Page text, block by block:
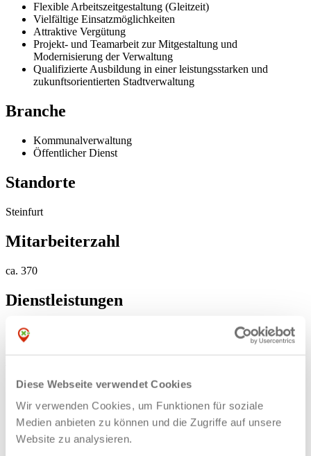
Diese Webseite verwendet Cookies
Wir verwenden Cookies, um Funktionen für soziale
Medien anbieten zu können und die Zugriffe auf unsere
Website zu analysieren.
Flexible Arbeitszeitgestaltung (Gleitzeit)
Vielfältige Einsatzmöglichkeiten
Attraktive Vergütung
Projekt- und Teamarbeit zur Mitgestaltung und
Modernisierung der Verwaltung
Qualifizierte Ausbildung in einer leistungsstarken und
zukunftsorientierten Stadtverwaltung
Branche
Kommunalverwaltung
Öffentlicher Dienst
Standorte
Steinfurt
Mitarbeiterzahl
ca. 370
Dienstleistungen
Dienstleistungen für alle Bürgerinnen und Bürger der Kreisstadt
Steinfurt
Steinfurt
Du suchst eine Ausbildung, die dich mitreißt, dich überrascht, dich
herausfordert? Dann bist du bei uns genau richtig. Aufgabenvielfalt,
Sinnstiftung, Chancen und Mitgestaltung sind wichtige Bestandteile